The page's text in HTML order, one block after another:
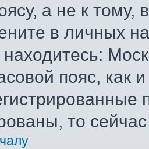
а не к тому,
в личных
пояс, как
то